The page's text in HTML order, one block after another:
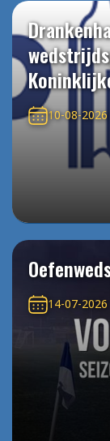
10-08-2026
14-07-2026